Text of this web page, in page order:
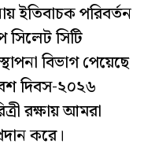
ইতিবাচক পরিবর্তন
সিলেট সিটি
বিভাগ পেয়েছে
দিবস-২০২৬
রক্ষায় আমরা
করে।